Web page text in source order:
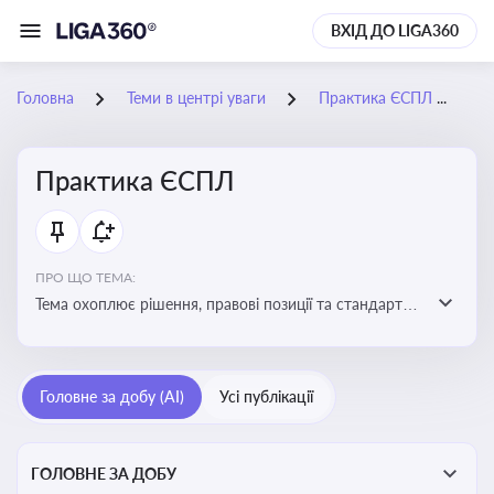
ВХІД ДО LIGA360
Головна Теми в центрі уваги Практика ЄСПЛ
Практика ЄСПЛ
ПРО ЩО ТЕМА:
Тема охоплює рішення, правові позиції та стандарти
Україні
Головне за добу (AI) Усі публікації
ГОЛОВНЕ ЗА ДОБУ